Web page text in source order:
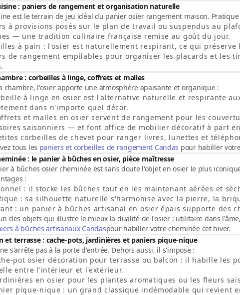
: paniers de rangement et organisation naturelle
est le terrain de jeu idéal du panier osier rangement maison.
à provisions posés sur le plan de travail ou suspendus au
— une tradition culinaire française remise au goût du jour.
à pain : l'osier est naturellement respirant, ce qui
de rangement empilables pour organiser les placards et les
: corbeilles à linge, coffrets et malles
chambre, l'osier apporte une atmosphère apaisante et organique :
à linge en osier est l'alternative naturelle et respirante
dans n'importe quel décor.
et malles en osier servent de rangement pour les
saisonniers — et font office de mobilier décoratif à part
corbeilles de chevet pour ranger livres, lunettes et
tous les paniers et corbeilles de rangement Candas pour habiller
: le panier à bûches en osier, pièce maîtresse
à bûches osier cheminéeest sans doute l'objet en osier le plus
:
: il stocke les bûches tout en les maintenant aérées et
: sa silhouette naturelle s'harmonise avec la pierre, la
: un panier à bûches artisanal en osier épais supporte des
des objets qui illustre le mieux la dualité de l'osier : utilitaire dans
à bûches artisanaux Candaspour habiller votre cheminée cet hiver.
et terrasse : cache-pots, jardinières et paniers pique-nique
s'arrête pas à la porte d'entrée. Dehors aussi, il s'impose :
pot osier décoration pour terrasse ou balcon : il habille les
entre l'intérieur et l'extérieur.
en osier pour les plantes aromatiques ou les fleurs
pique-nique : un grand classique indémodable qui revient